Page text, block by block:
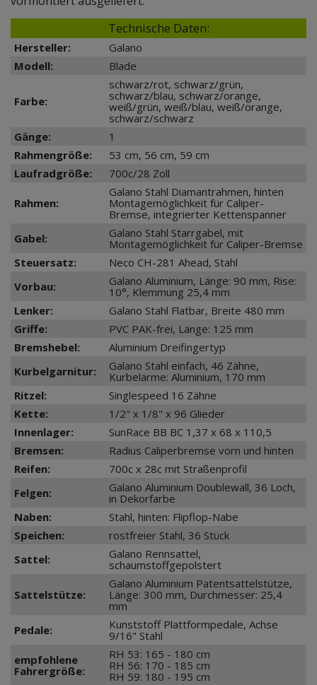
Technische Daten:
Hersteller:
Galano
Modell:
Blade
Farbe:
schwarz/rot, schwarz/grün,
schwarz/blau, schwarz/orange,
weiß/grün, weiß/blau, weiß/orange,
schwarz/schwarz
Gänge:
1
Rahmengröße:
53 cm, 56 cm, 59 cm
Laufradgröße:
700c/28 Zoll
Rahmen:
Galano Stahl Diamantrahmen, hinten
Montagemöglichkeit für Caliper-
Bremse, integrierter Kettenspanner
Gabel:
Galano Stahl Starrgabel, mit
Montagemöglichkeit für Caliper-Bremse
Steuersatz:
Neco CH-281 Ahead, Stahl
Vorbau:
Galano Aluminium, Länge: 90 mm, Rise:
10°, Klemmung 25,4 mm
Lenker:
Galano Stahl Flatbar, Breite 480 mm
Griffe:
PVC PAK-frei, Länge: 125 mm
Bremshebel:
Aluminium Dreifingertyp
Kurbelgarnitur:
Galano Stahl einfach, 46 Zähne,
Kurbelarme: Aluminium, 170 mm
Ritzel:
Singlespeed 16 Zähne
Kette:
1/2" x 1/8" x 96 Glieder
Innenlager:
SunRace BB BC 1,37 x 68 x 110,5
Bremsen:
Radius Caliperbremse vorn und hinten
Reifen:
700c x 28c mit Straßenprofil
Felgen:
Galano Aluminium Doublewall, 36 Loch,
in Dekorfarbe
Naben:
Stahl, hinten: Flipflop-Nabe
Speichen:
rostfreier Stahl, 36 Stück
Sattel:
Galano Rennsattel,
schaumstoffgepolstert
Sattelstütze:
Galano Aluminium Patentsattelstütze,
Länge: 300 mm, Durchmesser: 25,4
mm
Pedale:
Kunststoff Plattformpedale, Achse
9/16" Stahl
empfohlene
Fahrergröße:
RH 53: 165 - 180 cm
RH 56: 170 - 185 cm
RH 59: 180 - 195 cm